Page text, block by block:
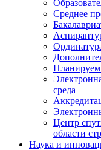
Среднее
среда
Центр
области
Наука и